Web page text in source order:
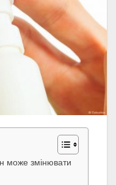
може змінювати